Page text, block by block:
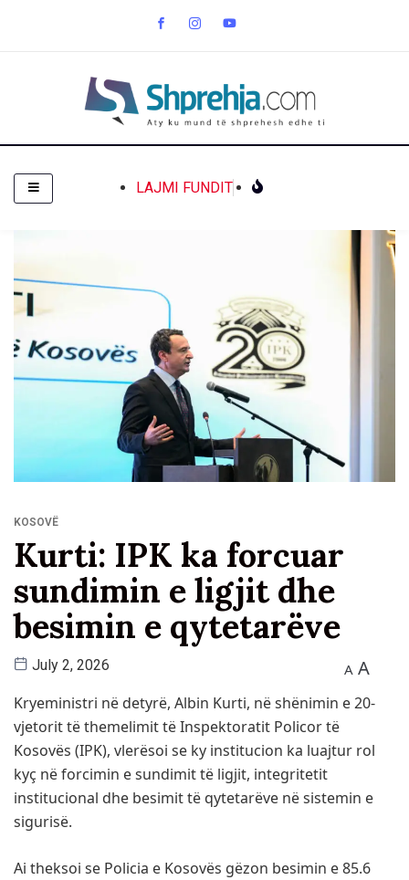
LAJMI FUNDIT
KOSOVË
Kurti: IPK ka forcuar
sundimin e ligjit dhe
besimin e qytetarëve
July 2, 2026 A A
Kryeministri në detyrë, Albin Kurti, në shënimin e 20-
vjetorit të themelimit të Inspektoratit Policor të
Kosovës (IPK), vlerësoi se ky institucion ka luajtur rol
kyç në forcimin e sundimit të ligjit, integritetit
institucional dhe besimit të qytetarëve në sistemin e
sigurisë.
Ai theksoi se Policia e Kosovës gëzon besimin e 85.6